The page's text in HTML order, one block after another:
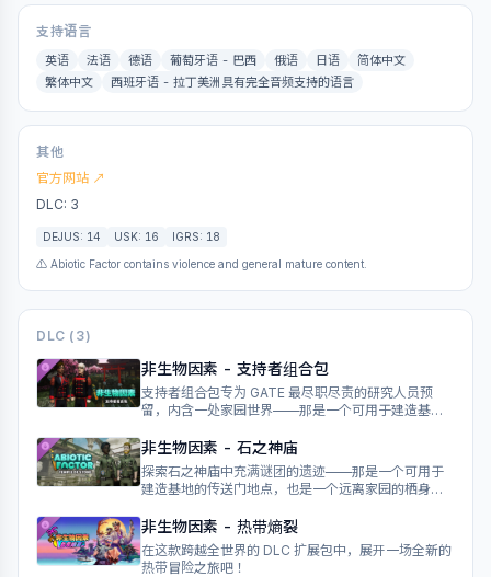
支持语言
英语 法语 德语 葡萄牙语 - 巴西 俄语 日语
简体中文
繁体中文
西班牙语 - 拉丁美洲具有完全音频支持的语言
其他
官方网站 ↗
DLC: 3
DEJUS: 14 USK: 16 IGRS: 18
⚠ Abiotic Factor contains violence and general mature content.
DLC (3)
非生物因素 - 支持者组合包
支持者组合包专为 GATE 最尽职尽责的研究人员预
留，内含一处家园世界——那是一个可用于建造基地
者组合包还包含所有 GATE 鸟居研究人员的全套标准
制服。
非生物因素 - 石之神庙
探索石之神庙中充满谜团的遗迹——那是一个可用于
建造基地的传送门地点，也是一个远离家园的栖身之
以穿着它漫步于树篱花园之中，思考那些日久年深的
古老谜团。
非生物因素 - 热带熵裂
在这款跨越全世界的 DLC 扩展包中，展开一场全新的
热带冒险之旅吧！